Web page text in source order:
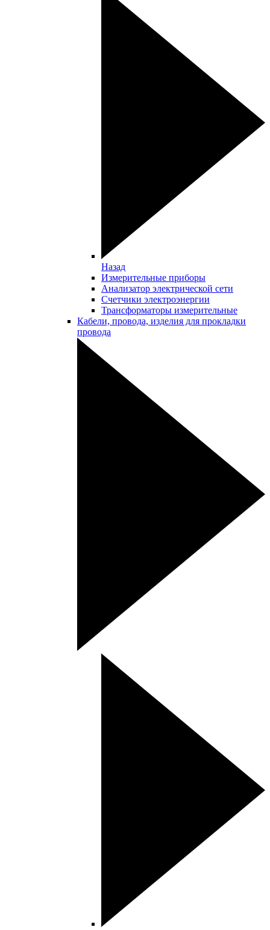
Назад
Измерительные приборы
Анализатор электрической сети
Счетчики электроэнергии
Трансформаторы измерительные
Кабели, провода, изделия для прокладки
провода